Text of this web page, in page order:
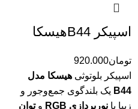
اسپیکر B44هیسکا
تومان920.000
اسپیکر بلوتوثی هیسکا مدل
B44 یک بلندگوی جمع‌وجور و
زیبا با نورپردازی RGB وتوان